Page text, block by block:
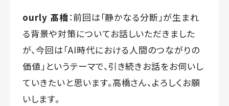
ourly 髙橋：前回は「静かなる分断」が生まれ
る背景や対策についてお話しいただきました
が、今回は「AI時代における人間のつながりの
価値」というテーマで、引き続きお話をお伺いし
ていきたいと思います。高橋さん、よろしくお願
いします。